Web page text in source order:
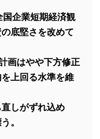
国企業短期経済観
底堅さを改めて
画はやや下方修正
上回る水準を維
しがずれ込め
。